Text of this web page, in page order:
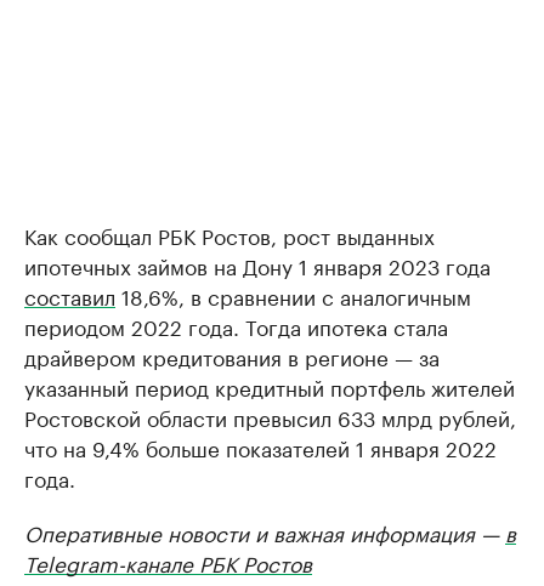
Как сообщал РБК Ростов, рост выданных
ипотечных займов на Дону 1 января 2023 года
составил 18,6%, в сравнении с аналогичным
периодом 2022 года. Тогда ипотека стала
драйвером кредитования в регионе — за
указанный период кредитный портфель жителей
Ростовской области превысил 633 млрд рублей,
что на 9,4% больше показателей 1 января 2022
года.
Оперативные новости и важная информация — в
Telegram-канале РБК Ростов